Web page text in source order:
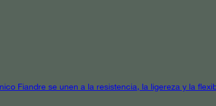
Fiandre se unen a la resistencia, la ligereza y la